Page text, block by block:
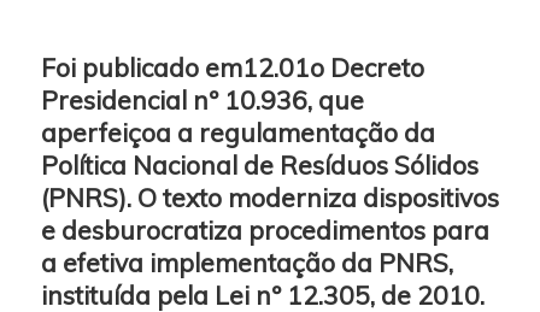
Foi publicado em12.01o Decreto
Presidencial nº 10.936, que
aperfeiçoa a regulamentação da
Política Nacional de Resíduos Sólidos
(PNRS). O texto moderniza dispositivos
e desburocratiza procedimentos para
a efetiva implementação da PNRS,
instituída pela Lei nº 12.305, de 2010.